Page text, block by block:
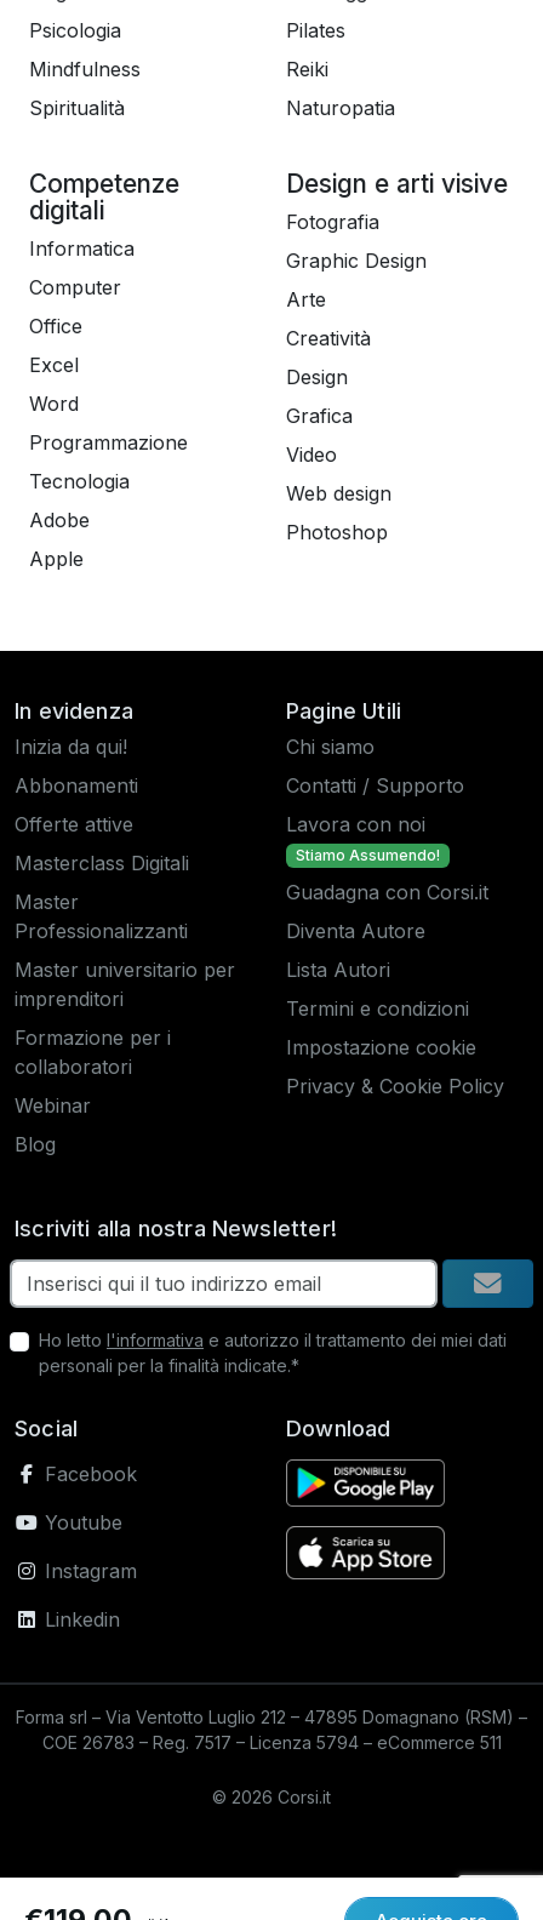
Psicologia
Mindfulness
Spiritualità
Pilates
Reiki
Naturopatia
Competenze
digitali
Informatica
Computer
Office
Excel
Word
Programmazione
Tecnologia
Adobe
Apple
Design e arti visive
Fotografia
Graphic Design
Arte
Creatività
Design
Grafica
Video
Web design
Photoshop
In evidenza
Inizia da qui!
Abbonamenti
Offerte attive
Masterclass Digitali
Master
Professionalizzanti
Master universitario per
imprenditori
Formazione per i
collaboratori
Webinar
Blog
Pagine Utili
Chi siamo
Contatti / Supporto
Lavora con noi
Stiamo Assumendo!
Guadagna con Corsi.it
Diventa Autore
Lista Autori
Termini e condizioni
Impostazione cookie
Privacy & Cookie Policy
Iscriviti alla nostra Newsletter!
Ho letto l'informativa e autorizzo il trattamento dei miei dati
personali per la finalità indicate.*
Social
Facebook
Youtube
Instagram
Linkedin
Download
Forma srl – Via Ventotto Luglio 212 – 47895 Domagnano (RSM) –
COE 26783 – Reg. 7517 – Licenza 5794 – eCommerce 511
© 2026 Corsi.it